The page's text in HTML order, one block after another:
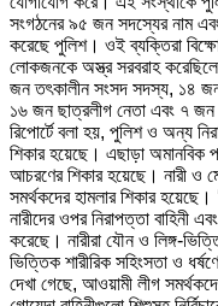
সংগঠনের ৯৫ জন সদস্যের নাম এবং
করেছে পুলিশ। ওই ব্যক্তিরা
লোকজনকে অস্ত্র সরবরাহ
জন তৎকালীন সংসদ সদস্য, ১৪
১৬ জন ছাত্রলীগ নেতা এবং ৭
রিপোর্টে বলা হয়, পুলিশ ও অন্য
শিকার হয়েছে। এছাড়া অমানবিক
আচরণের শিকার হয়েছে। নারী ও
সমর্থকদের হামলার শিকার হয়েছে।
নারীদের ওপর নিরাপত্তা বাহিনী
করেছে। নারীরা যৌন ও লিঙ্গ-
ভিত্তিক শারীরিক সহিংসতা ও
দেখা গেছে, আওয়ামী লীগ